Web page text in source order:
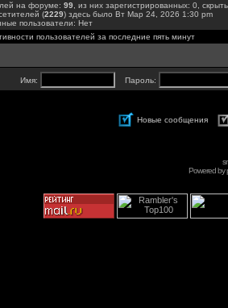
на форуме: 99 , из них зарегистрированных: 0,
(2229) здесь было Вт Мар 24, 2026 1:30 pm
пользователи: Нет
пользователей за последние пять минут
Имя: Пароль:
Новые сообщения
Powered by